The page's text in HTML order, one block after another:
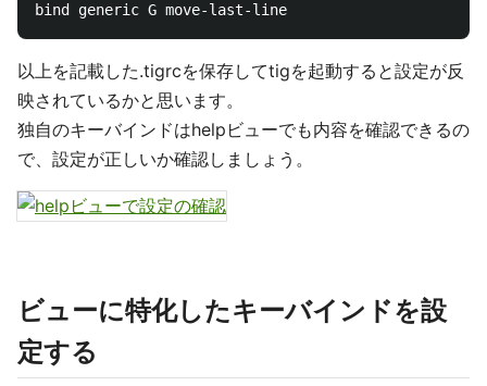
以上を記載した.tigrcを保存してtigを起動すると設定が反
映されているかと思います。
独自のキーバインドはhelpビューでも内容を確認できるの
で、設定が正しいか確認しましょう。
ビューに特化したキーバインドを設
定する